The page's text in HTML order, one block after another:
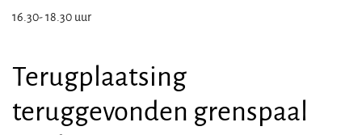
16.30- 18.30 uur
Terugplaatsing
teruggevonden grenspaal